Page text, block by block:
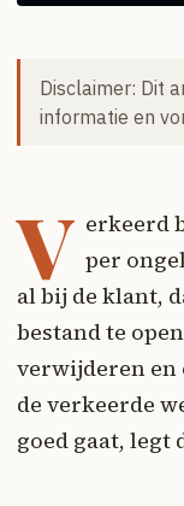
Disclaimer: Dit
informatie en
V erkeerd
per
al bij de klant,
bestand te
verwijderen en
de verkeerde
goed gaat,